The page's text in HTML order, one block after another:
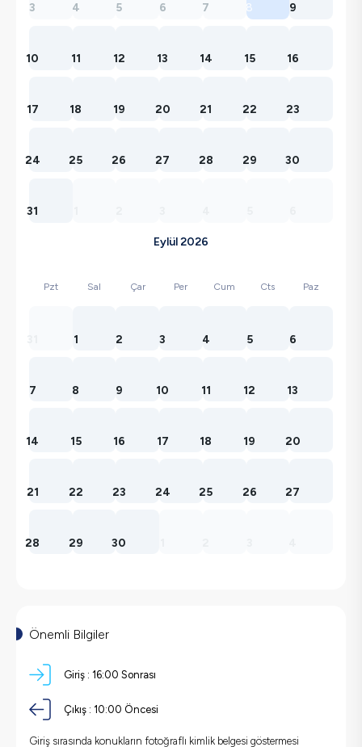
3 4 5 6 7 8 9
10 11 12 13 14 15 16
17 18 19 20 21 22 23
24 25 26 27 28 29 30
31
Eylül 2026
Pzt Sal Çar Per Cum Cts Paz
1 2 3 4 5 6
7 8 9 10 11 12 13
14 15 16 17 18 19 20
21 22 23 24 25 26 27
28 29 30
Önemli Bilgiler
Giriş : 16:00 Sonrası
Çıkış : 10:00 Öncesi
Giriş sırasında konukların fotoğraflı kimlik belgesi göstermesi